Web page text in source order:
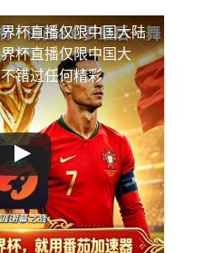
杯直播仅限中国大陆
杯直播仅限中国大
错过任何精彩